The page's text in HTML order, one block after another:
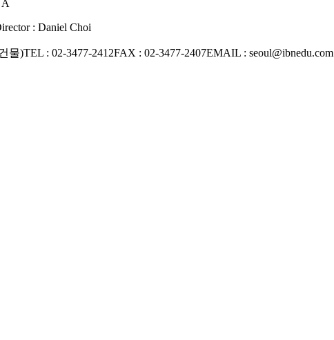
: Daniel Choi
물)TEL : 02-3477-2412FAX : 02-3477-2407EMAIL : seoul@ibnedu.com